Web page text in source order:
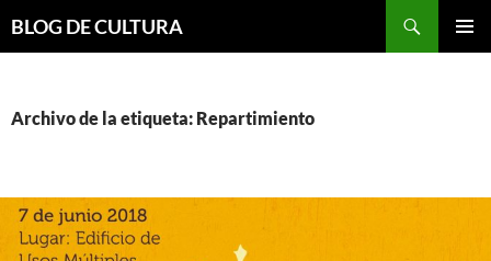
BLOG DE CULTURA
Archivo de la etiqueta: Repartimiento